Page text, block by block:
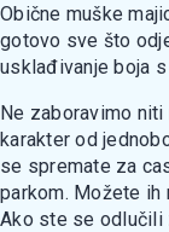
Obične muške
gotovo sve što
usklađivanje boja
Ne zaboravimo
karakter od
se spremate za
parkom. Možete ih
Ako ste se odlučili